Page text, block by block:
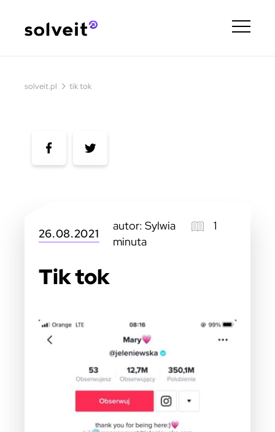
solveit.pl › tik tok
26.08.2021
autor: Sylwia
1
minuta
Tik tok